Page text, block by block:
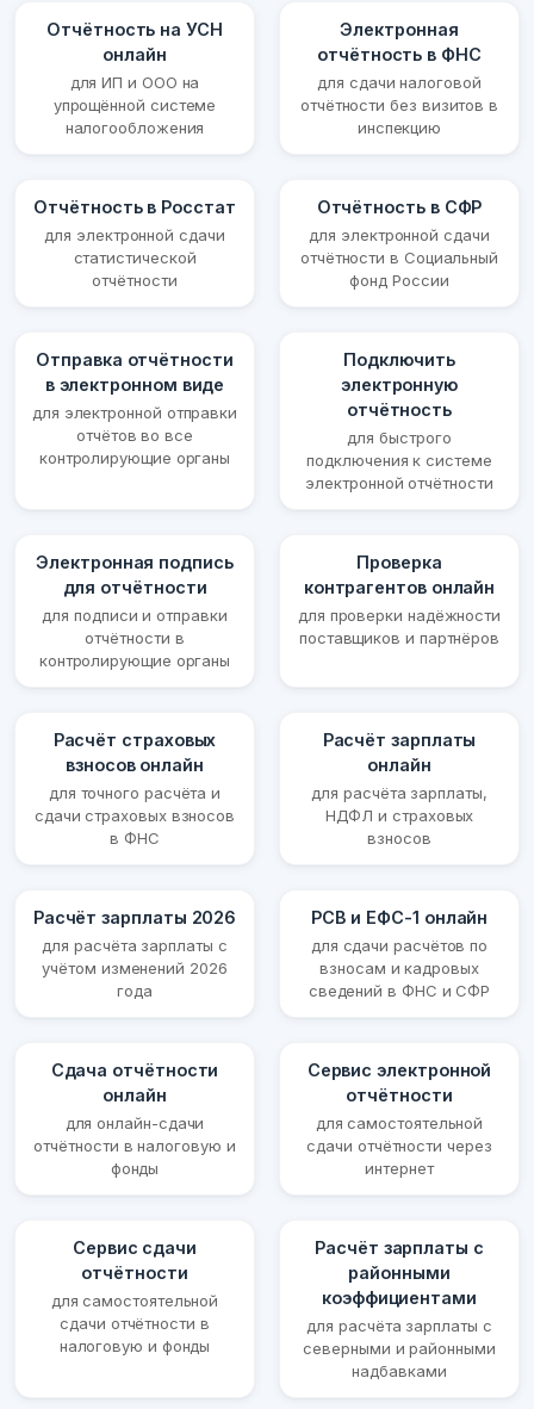
Отчётность на УСН
онлайн
для ИП и ООО на
упрощённой системе
налогообложения
Электронная
отчётность в ФНС
для сдачи налоговой
отчётности без визитов в
инспекцию
Отчётность в Росстат
для электронной сдачи
статистической
отчётности
Отчётность в СФР
для электронной сдачи
отчётности в Социальный
фонд России
Отправка отчётности
в электронном виде
для электронной отправки
отчётов во все
контролирующие органы
Подключить
электронную
отчётность
для быстрого
подключения к системе
электронной отчётности
Электронная подпись
для отчётности
для подписи и отправки
отчётности в
контролирующие органы
Проверка
контрагентов онлайн
для проверки надёжности
поставщиков и партнёров
Расчёт страховых
взносов онлайн
для точного расчёта и
сдачи страховых взносов
в ФНС
Расчёт зарплаты
онлайн
для расчёта зарплаты,
НДФЛ и страховых
взносов
Расчёт зарплаты 2026
для расчёта зарплаты с
учётом изменений 2026
года
РСВ и ЕФС-1 онлайн
для сдачи расчётов по
взносам и кадровых
сведений в ФНС и СФР
Сдача отчётности
онлайн
для онлайн-сдачи
отчётности в налоговую и
фонды
Сервис электронной
отчётности
для самостоятельной
сдачи отчётности через
интернет
Сервис сдачи
отчётности
для самостоятельной
сдачи отчётности в
налоговую и фонды
Расчёт зарплаты с
районными
коэффициентами
для расчёта зарплаты с
северными и районными
надбавками